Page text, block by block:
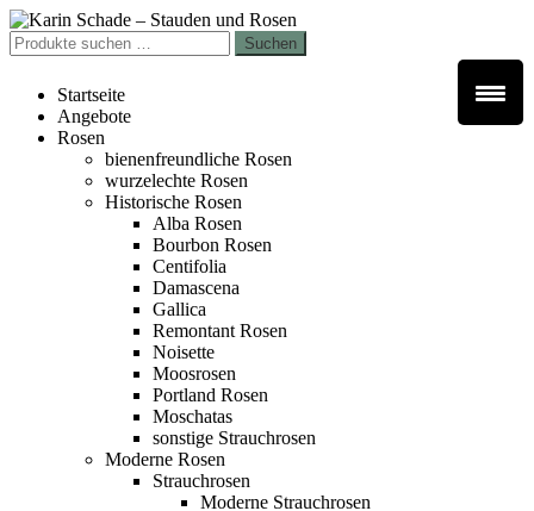
Zur
Navigation
springen
Zum
Inhalt
springen
Suchen
nach:
Suchen
Startseite
Angebote
Rosen
bienenfreundliche Rosen
wurzelechte Rosen
Historische Rosen
Alba Rosen
Bourbon Rosen
Centifolia
Damascena
Gallica
Remontant Rosen
Noisette
Moosrosen
Portland Rosen
Moschatas
sonstige Strauchrosen
Moderne Rosen
Strauchrosen
Moderne Strauchrosen